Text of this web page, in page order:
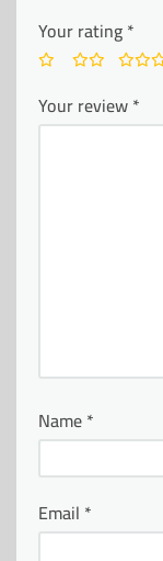
Your rating*
Your review*
Name*
Email *